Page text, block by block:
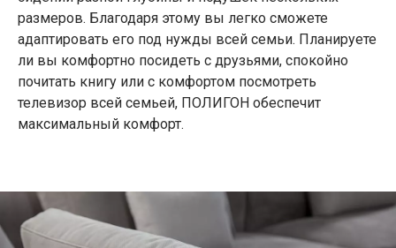
размеров. Благодаря этому вы легко сможете
адаптировать его под нужды всей семьи. Планируете
ли вы комфортно посидеть с друзьями, спокойно
почитать книгу или с комфортом посмотреть
телевизор всей семьей, ПОЛИГОН обеспечит
максимальный комфорт.